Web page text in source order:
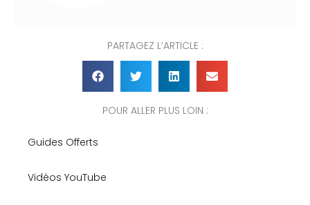
PARTAGEZ L’ARTICLE :
POUR ALLER PLUS LOIN :
Guides Offerts
Vidéos YouTube